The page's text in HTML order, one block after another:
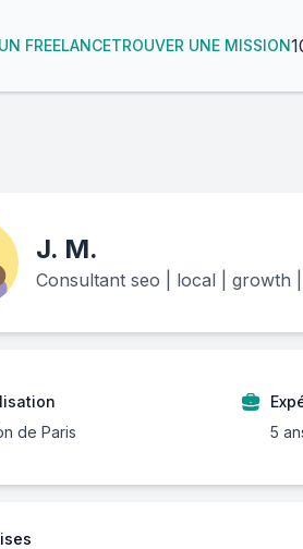
FREELANCETROUVER UNE MISSION
J. M.
Consultant seo | local | growth
de Paris
5